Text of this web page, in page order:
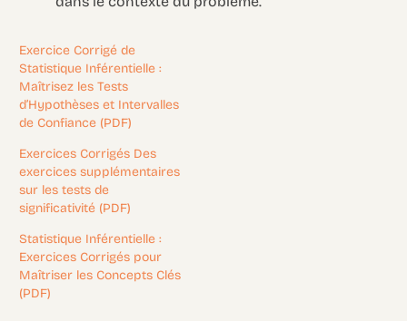
Exercice Corrigé de
Statistique Inférentielle :
Maîtrisez les Tests
d’Hypothèses et Intervalles
de Confiance (PDF)
Exercices Corrigés Des
exercices supplémentaires
sur les tests de
significativité (PDF)
Statistique Inférentielle :
Exercices Corrigés pour
Maîtriser les Concepts Clés
(PDF)